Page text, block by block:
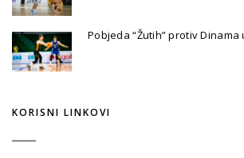
Pobjeda “Žutih” protiv Dinama
KORISNI LINKOVI